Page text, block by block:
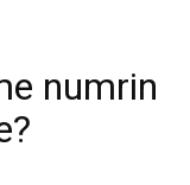
numrin